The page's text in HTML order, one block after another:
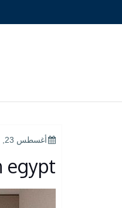
POSTED
أغسطس 23, 2023
egypt